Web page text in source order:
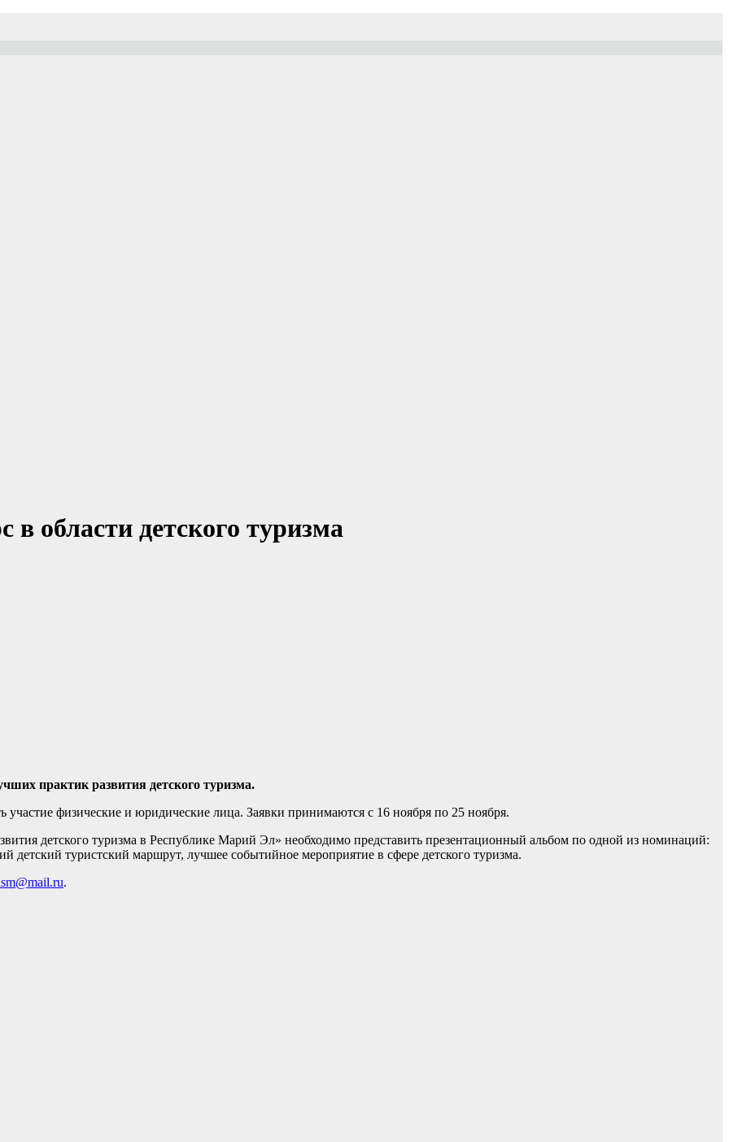
области детского туризма
практик развития детского туризма.
физические и юридические лица. Заявки принимаются с 16 ноября по 25 ноября.
детского туризма в Республике Марий Эл» необходимо представить презентационный альбом по одной из номинаций:
детский туристский маршрут, лучшее событийное мероприятие в сфере детского туризма.
.